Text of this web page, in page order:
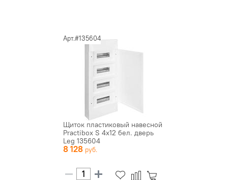
Арт.#135604
Щиток пластиковый навесной
Practibox S 4х12 бел. дверь
Leg 135604
8 128